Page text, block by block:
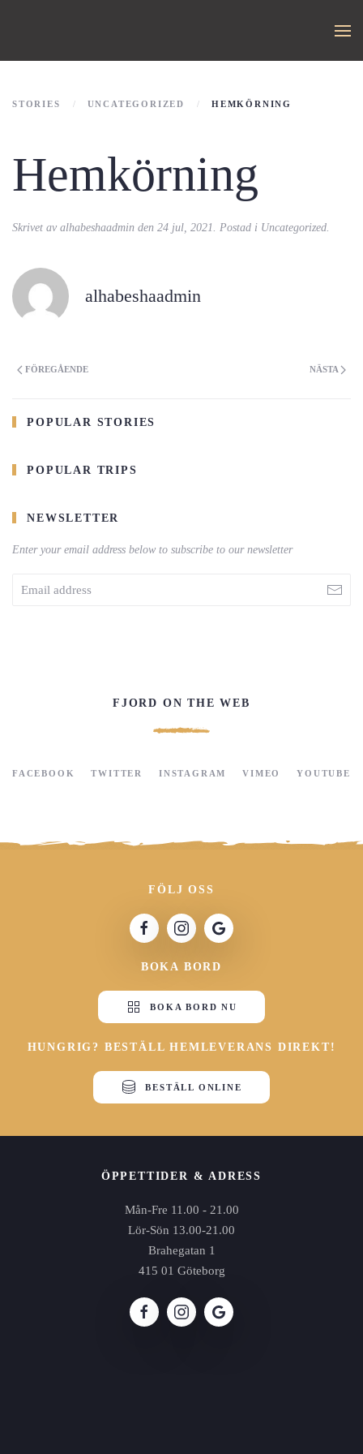
STORIES UNCATEGORIZED HEMKÖRNING
Hemkörning
Skrivet av alhabeshaadmin den 24 jul, 2021. Postad i Uncategorized.
alhabeshaadmin
FÖREGÅENDE NÄSTA
POPULAR STORIES
POPULAR TRIPS
NEWSLETTER
Enter your email address below to subscribe to our newsletter
FJORD ON THE WEB
FACEBOOK TWITTER INSTAGRAM VIMEO YOUTUBE
FÖLJ OSS
BOKA BORD
BOKA BORD NU
HUNGRIG? BESTÄLL HEMLEVERANS DIREKT!
BESTÄLL ONLINE
ÖPPETTIDER & ADRESS
Mån-Fre 11.00 - 21.00
Lör-Sön 13.00-21.00
Brahegatan 1
415 01 Göteborg